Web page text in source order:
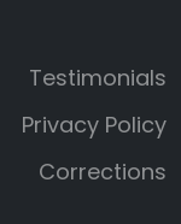
Testimonials
Privacy Policy
Corrections